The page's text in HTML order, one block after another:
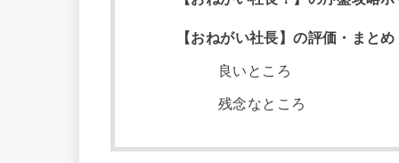
【おねがい社長】の評価・まとめ
良いところ
残念なところ